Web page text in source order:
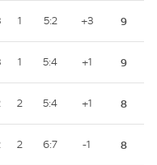
1 5:2 +3 9
1 5:4 +1 9
2 5:4 +1 8
2 6:7 -1 8